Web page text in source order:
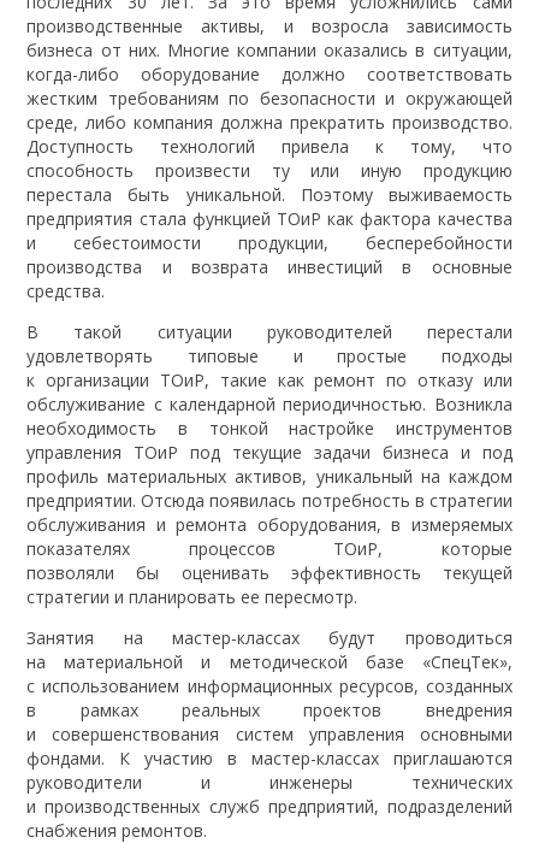
производственные активы, и возросла зависимость
бизнеса от них. Многие компании оказались в ситуации,
когда-либо оборудование должно соответствовать
жестким требованиям по безопасности и окружающей
среде, либо компания должна прекратить производство.
Доступность технологий привела к тому, что
способность произвести ту или иную продукцию
перестала быть уникальной. Поэтому выживаемость
предприятия стала функцией ТОиР как фактора качества
и себестоимости продукции, бесперебойности
производства и возврата инвестиций в основные
средства.
В такой ситуации руководителей перестали
удовлетворять типовые и простые подходы
к организации ТОиР, такие как ремонт по отказу или
обслуживание с календарной периодичностью. Возникла
необходимость в тонкой настройке инструментов
управления ТОиР под текущие задачи бизнеса и под
профиль материальных активов, уникальный на каждом
предприятии. Отсюда появилась потребность в стратегии
обслуживания и ремонта оборудования, в измеряемых
показателях процессов ТОиР, которые
позволяли бы оценивать эффективность текущей
стратегии и планировать ее пересмотр.
Занятия на мастер-классах будут проводиться
на материальной и методической базе «СпецТек»,
с использованием информационных ресурсов, созданных
в рамках реальных проектов внедрения
и совершенствования систем управления основными
фондами. К участию в мастер-классах приглашаются
руководители и инженеры технических
и производственных служб предприятий, подразделений
снабжения ремонтов.